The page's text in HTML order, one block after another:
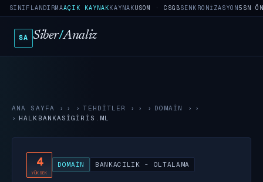
SINIFLANDIRMAAÇIK KAYNAKKAYNAKUSOM · CSGBSENKRONIZASYON5SN
SA Siber/Analiz
ANA SAYFA › TEHDITLER › DOMAIN
›
HALKBANKASIGIRIS.ML
4
YÜKSEK
DOMAIN BANKACILIK - OLTALAMA